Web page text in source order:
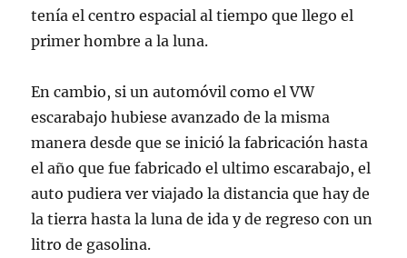
tenía el centro espacial al tiempo que llego el
primer hombre a la luna.
En cambio, si un automóvil como el VW
escarabajo hubiese avanzado de la misma
manera desde que se inició la fabricación hasta
el año que fue fabricado el ultimo escarabajo, el
auto pudiera ver viajado la distancia que hay de
la tierra hasta la luna de ida y de regreso con un
litro de gasolina.